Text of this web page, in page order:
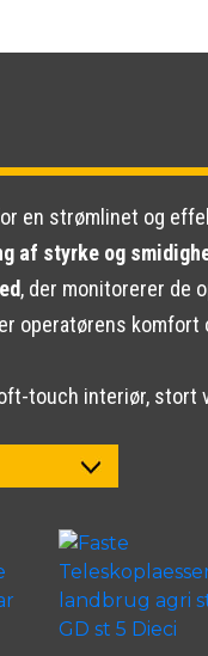
en strømlinet og
af styrke og
, der monitorerer de
komfort
touch interiør, stort